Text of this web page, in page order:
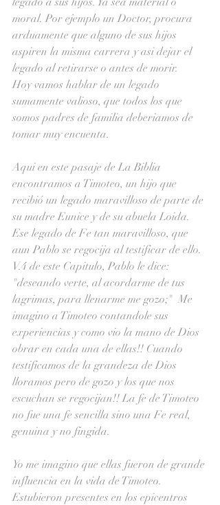
moral. Por ejemplo un Doctor, procura
arduamente que alguno de sus hijos
aspiren la misma carrera y asi dejar el
legado al retirarse o antes de morir.
Hoy vamos hablar de un legado
sumamente valioso, que todos los que
somos padres de familia deberiamos de
tomar muy encuenta.
Aqui en este pasaje de La Biblia
encontramos a Timoteo, un hijo que
recibió un legado maravilloso de parte de
su madre Eunice y de su abuela Loida.
Ese legado de Fe tan maravilloso, que
aun Pablo se regocija al testificar de ello.
V.4 de este Capitulo, Pablo le dice:
"deseando verte, al acordarme de tus
lagrimas, para llenarme me gozo;"  Me
imagino a Timoteo contandole sus
experiencias y como vio la mano de Dios
obrar en cada una de ellas!! Cuando
testificamos de la grandeza de Dios
lloramos pero de gozo y los que nos
escuchan se regocijan!! La fe de Timoteo
no fue una fe sencilla sino una Fe real,
genuina y no fingida.
Yo me imagino que ellas fueron de grande
influencia en la vida de Timoteo.
Estubieron presentes en los epicentros